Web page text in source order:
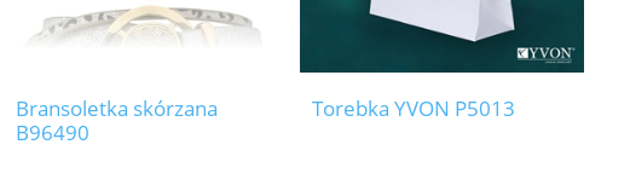
Bransoletka skórzana
B96490
Torebka YVON P5013